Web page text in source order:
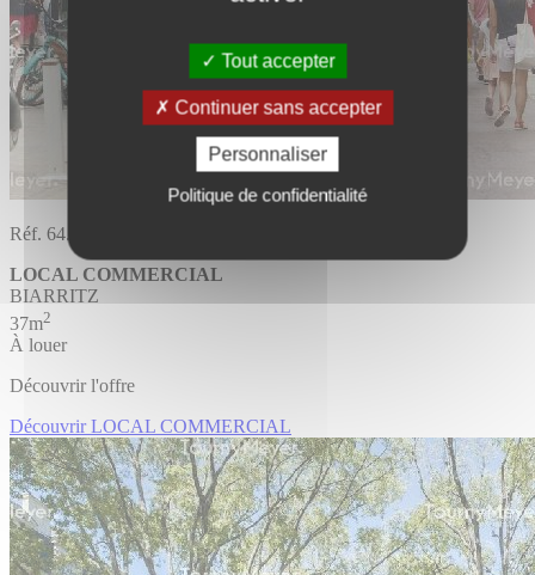
Tout accepter
Continuer sans accepter
Personnaliser
Politique de confidentialité
Réf. 64.1518
LOCAL COMMERCIAL
BIARRITZ
37m2
À louer
Découvrir l'offre
Découvrir LOCAL COMMERCIAL